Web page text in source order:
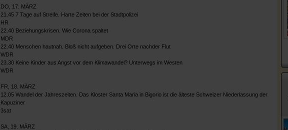
DO, 17. MÄRZ
21.45 7 Tage auf Streife. Harte Zeiten bei der Stadtpolizei
HR
22.40 Beziehungskrisen. Wie Corona spaltet
MDR
22.40 Menschen hautnah. Bloß nicht aufgeben. Drei Orte nachder Flut
WDR
23.30 Keine Kinder aus Angst vor dem Klimawandel? Unterwegs im Westen
WDR
FR, 18. MÄRZ
12.05 Wandel der Jahreszeiten. Das Kloster Santa Maria in Bigorio ist die älteste Schweizer Niederlassung der
Kapuziner
3sat
SA, 19. MÄRZ